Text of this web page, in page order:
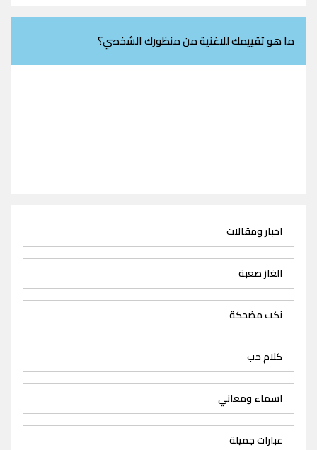
ما هو تقييمك للاغنية من منظورك الشخصي؟
اخبار ومقالات
الغاز صعبة
نكت مضحكة
كلام حب
اسماء ومعاني
عبارات جميلة